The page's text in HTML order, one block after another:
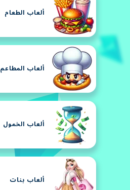
ألعاب الطعام
ألعاب المطاعم
ألعاب الخمول
ألعاب بنات